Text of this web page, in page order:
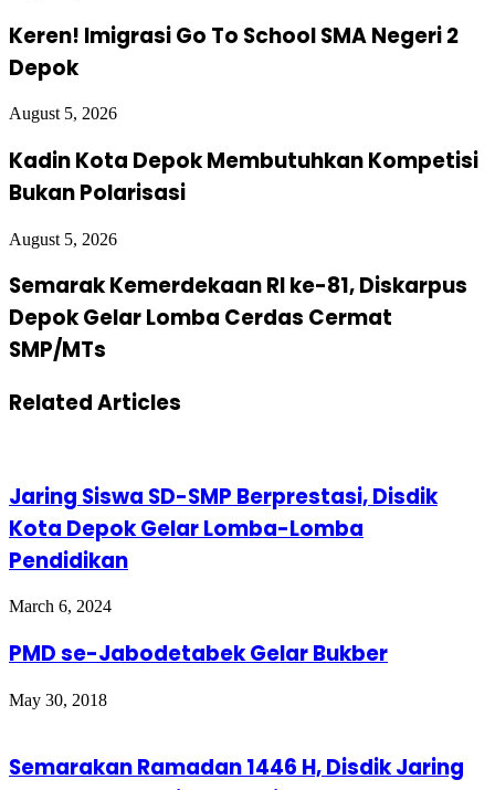
Keren! Imigrasi Go To School SMA Negeri 2
Depok
August 5, 2026
Kadin Kota Depok Membutuhkan Kompetisi
Bukan Polarisasi
August 5, 2026
Semarak Kemerdekaan RI ke-81, Diskarpus
Depok Gelar Lomba Cerdas Cermat
SMP/MTs
Related Articles
Jaring Siswa SD-SMP Berprestasi, Disdik
Kota Depok Gelar Lomba-Lomba
Pendidikan
March 6, 2024
PMD se-Jabodetabek Gelar Bukber
May 30, 2018
Semarakan Ramadan 1446 H, Disdik Jaring